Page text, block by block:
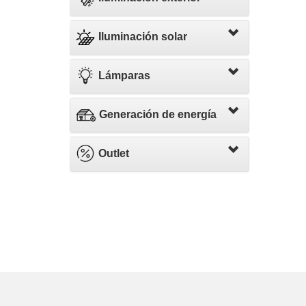
Iluminación solar
Lámparas
Generación de energía
Outlet